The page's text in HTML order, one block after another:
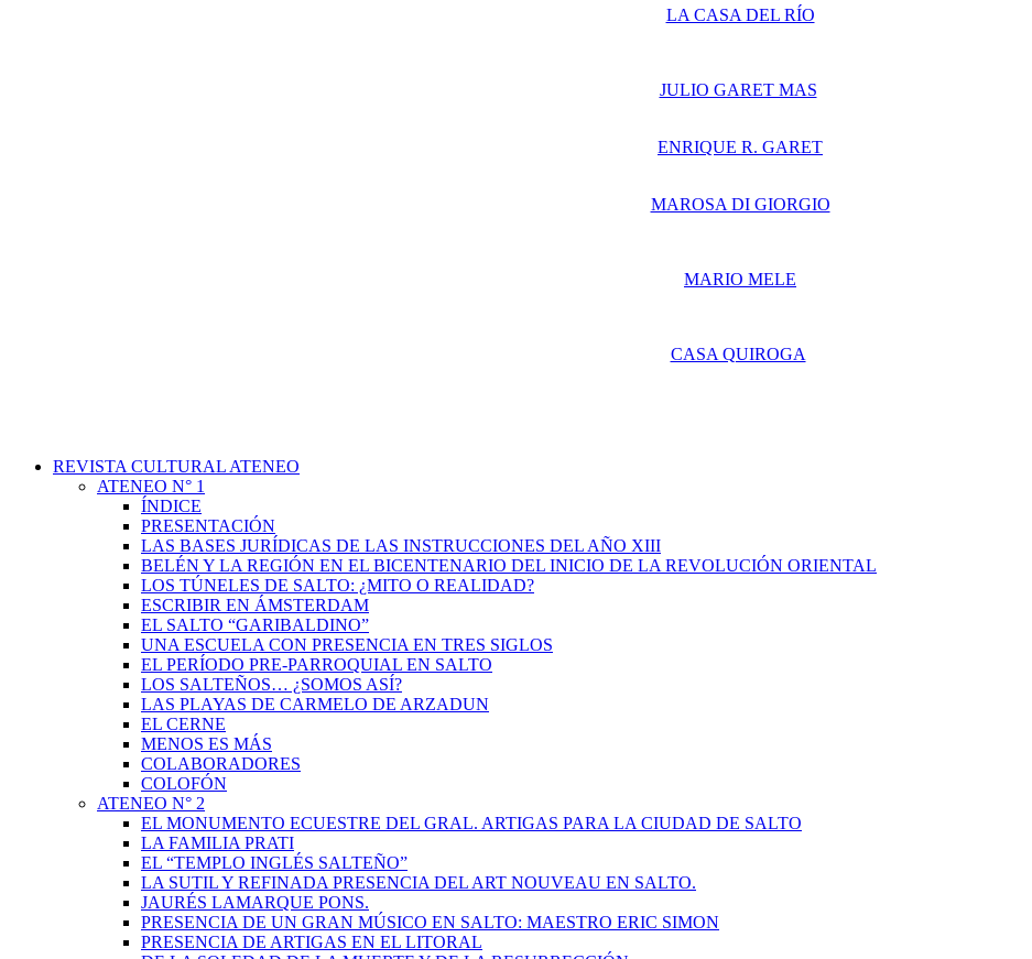
LA CASA DEL RÍO
JULIO GARET MAS
ENRIQUE R. GARET
MAROSA DI GIORGIO
MARIO MELE
CASA QUIROGA
REVISTA CULTURAL ATENEO
ATENEO N° 1
ÍNDICE
PRESENTACIÓN
LAS BASES JURÍDICAS DE LAS INSTRUCCIONES DEL AÑO XIII
BELÉN Y LA REGIÓN EN EL BICENTENARIO DEL INICIO DE LA REVOLUCIÓN ORIENTAL
LOS TÚNELES DE SALTO: ¿MITO O REALIDAD?
ESCRIBIR EN ÁMSTERDAM
EL SALTO “GARIBALDINO”
UNA ESCUELA CON PRESENCIA EN TRES SIGLOS
EL PERÍODO PRE-PARROQUIAL EN SALTO
LOS SALTEÑOS… ¿SOMOS ASÍ?
LAS PLAYAS DE CARMELO DE ARZADUN
EL CERNE
MENOS ES MÁS
COLABORADORES
COLOFÓN
ATENEO N° 2
EL MONUMENTO ECUESTRE DEL GRAL. ARTIGAS PARA LA CIUDAD DE SALTO
LA FAMILIA PRATI
EL “TEMPLO INGLÉS SALTEÑO”
LA SUTIL Y REFINADA PRESENCIA DEL ART NOUVEAU EN SALTO.
JAURÉS LAMARQUE PONS.
PRESENCIA DE UN GRAN MÚSICO EN SALTO: MAESTRO ERIC SIMON
PRESENCIA DE ARTIGAS EN EL LITORAL